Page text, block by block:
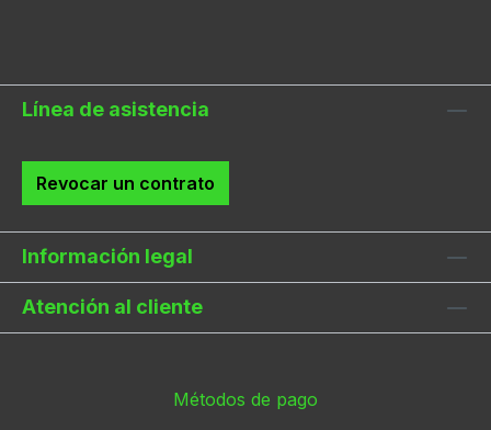
Línea de asistencia
Revocar un contrato
Información legal
Atención al cliente
Métodos de pago